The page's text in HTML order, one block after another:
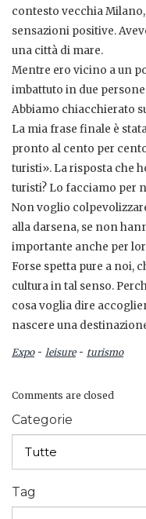
contesto vecchia
sensazioni positive.
una città di mare.
Mentre ero vicino a un
imbattuto in due
Abbiamo chiacchierato
La mia frase finale è
pronto al cento per
turisti». La risposta che
turisti? Lo facciamo per
Non voglio
alla darsena, se non
importante anche per
Forse spetta pure a noi,
cultura in tal senso.
cosa voglia dire
nascere una
Expo- leisure- turismo
Comments are closed
Categorie
Tag